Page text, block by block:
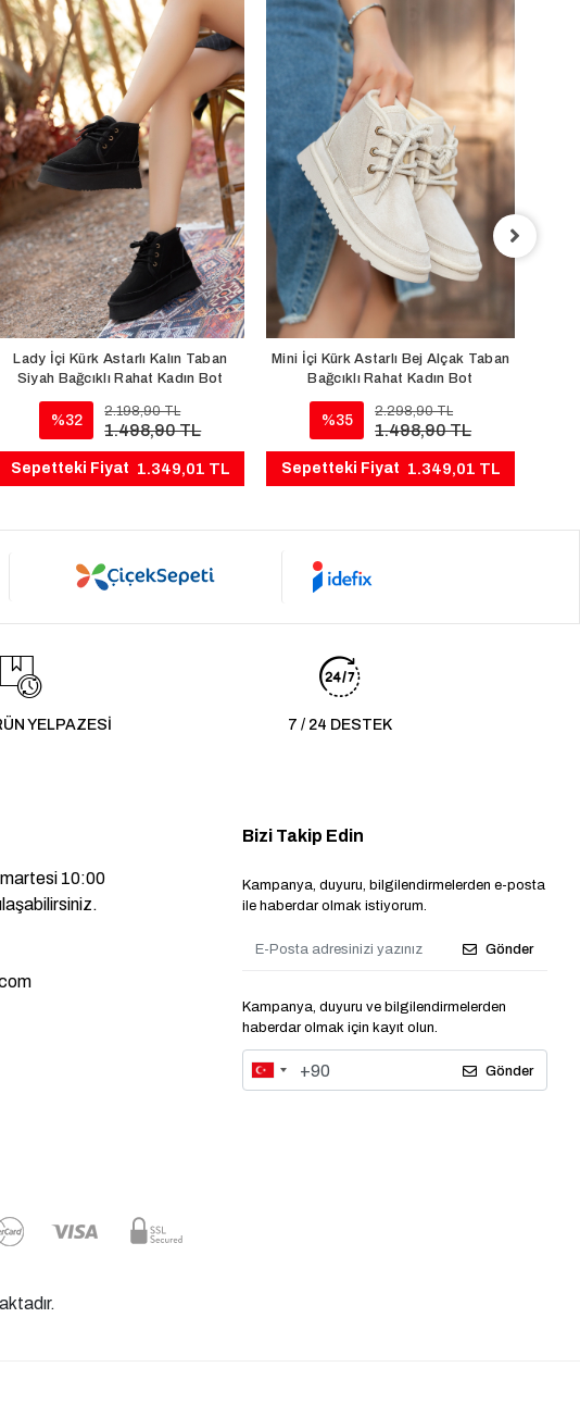
Lady İçi Kürk Astarlı Kalın Taban
Siyah Bağcıklı Rahat Kadın Bot
%32
2.198,90 TL
1.498,90 TL
Sepetteki Fiyat 1.349,01 TL
Mini İçi Kürk Astarlı Bej Alçak Taban
Bağcıklı Rahat Kadın Bot
%35
2.298,90 TL
1.498,90 TL
Sepetteki Fiyat 1.349,01 TL
YELPAZESİ 7 / 24 DESTEK
10:00
Bizi Takip Edin
Kampanya, duyuru, bilgilendirmelerden e-posta
ile haberdar olmak istiyorum.
Gönder
Kampanya, duyuru ve bilgilendirmelerden
haberdar olmak için kayıt olun.
Gönder